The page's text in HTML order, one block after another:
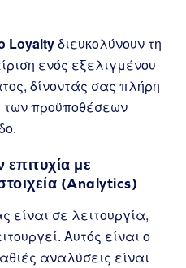
Loyaltyδιευκολύνουν τη
ενός εξελιγμένου
δίνοντάς σας πλήρη
προϋποθέσεων
με
(Analytics)
σε λειτουργία,
Αυτός είναι ο
αναλύσεις είναι